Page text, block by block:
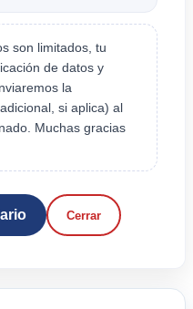
son limitados, tu
de datos y
la
si aplica) al
Muchas gracias
Cerrar